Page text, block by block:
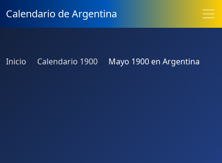
Calendario de Argentina
Inicio Calendario 1900 Mayo 1900 en Argentina